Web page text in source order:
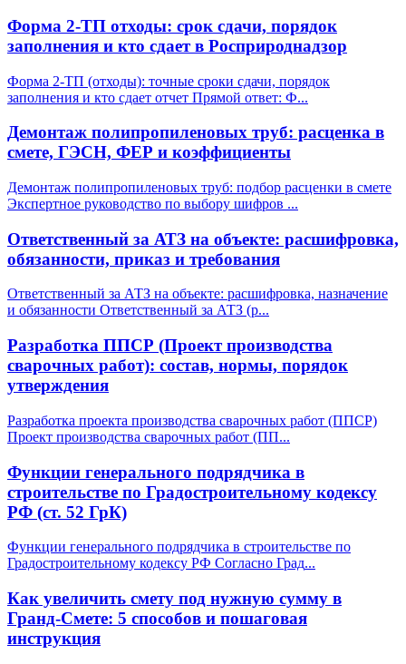
Форма 2-ТП отходы: срок сдачи, порядок
заполнения и кто сдает в Росприроднадзор
Форма 2-ТП (отходы): точные сроки сдачи, порядок
заполнения и кто сдает отчет Прямой ответ: Ф...
Демонтаж полипропиленовых труб: расценка в
смете, ГЭСН, ФЕР и коэффициенты
Демонтаж полипропиленовых труб: подбор расценки в смете
Экспертное руководство по выбору шифров ...
Ответственный за АТЗ на объекте: расшифровка,
обязанности, приказ и требования
Ответственный за АТЗ на объекте: расшифровка, назначение
и обязанности Ответственный за АТЗ (р...
Разработка ППСР (Проект производства
сварочных работ): состав, нормы, порядок
утверждения
Разработка проекта производства сварочных работ (ППСР)
Проект производства сварочных работ (ПП...
Функции генерального подрядчика в
строительстве по Градостроительному кодексу
РФ (ст. 52 ГрК)
Функции генерального подрядчика в строительстве по
Градостроительному кодексу РФ Согласно Град...
Как увеличить смету под нужную сумму в
Гранд-Смете: 5 способов и пошаговая
инструкция